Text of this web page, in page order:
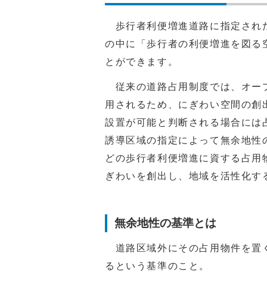
歩行者利便増進道路に指定され
の中に「歩行者の利便増進を図
とができます。
従来の道路占用制度では、オー
用されるため、にぎわい空間の
設置が可能と判断される場合に
誘導区域の指定によって無余地
どの歩行者利便増進に資する占
ぎわいを創出し、地域を活性化
無余地性の基準とは
道路区域外にその占用物件を置
るという基準のこと。